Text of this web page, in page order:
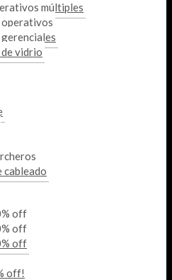
múltiples
vidrio
cableado
off
off
off
off!